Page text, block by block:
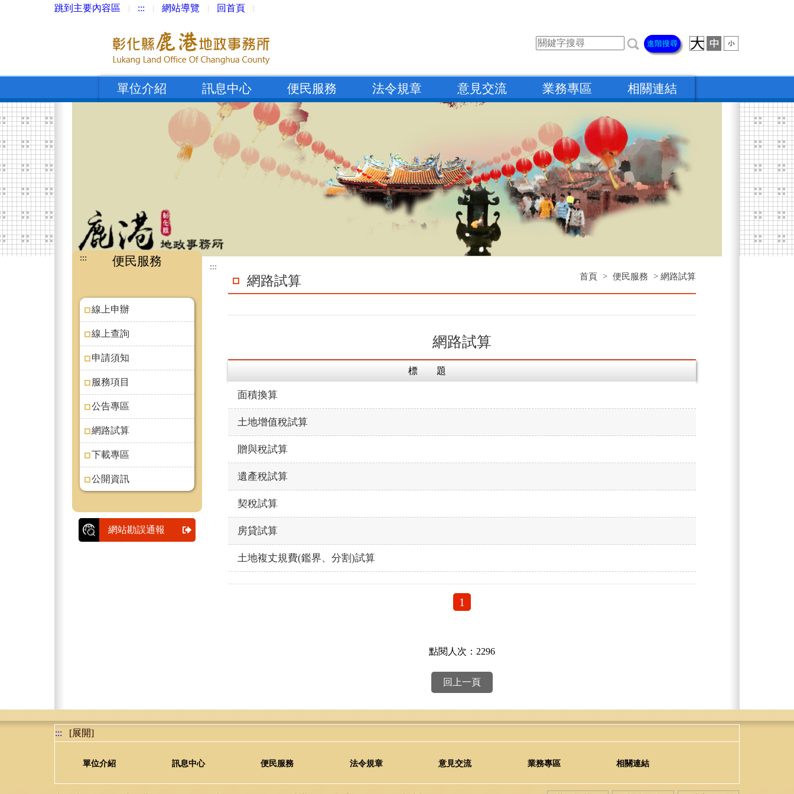
跳到主要內容區 ::: 網站導覽 回首頁
進階搜尋
單位介紹 訊息中心 便民服務 法令規章 意見交流 業務專區 相關連結
::: 便民服務
線上申辦
線上查詢
申請須知
服務項目
公告專區
網路試算
下載專區
公開資訊
網站勘誤通報
:::
首頁 > 便民服務 > 網路試算
網路試算
網路試算
標 題
面積換算
土地增值稅試算
贈與稅試算
遺產稅試算
契稅試算
房貸試算
土地複丈規費(鑑界、分割)試算
1
點閱人次：2296
回上一頁
::: [展開]
單位介紹 訊息中心 便民服務 法令規章 意見交流 業務專區 相關連結